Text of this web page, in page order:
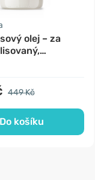
olej – za
449 Kč
Do košíku